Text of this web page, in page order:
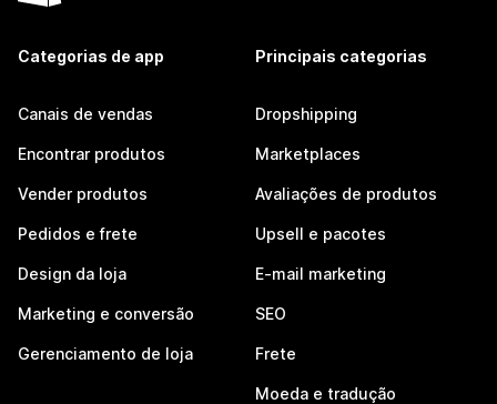
Categorias de app
Canais de vendas
Encontrar produtos
Vender produtos
Pedidos e frete
Design da loja
Marketing e conversão
Gerenciamento de loja
Principais categorias
Dropshipping
Marketplaces
Avaliações de produtos
Upsell e pacotes
E-mail marketing
SEO
Frete
Moeda e tradução